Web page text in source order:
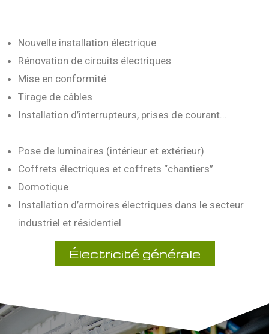
Nouvelle installation électrique
Rénovation de circuits électriques
Mise en conformité
Tirage de câbles
Installation d’interrupteurs, prises de courant…
Pose de luminaires (intérieur et extérieur)
Coffrets électriques et coffrets “chantiers”
Domotique
Installation d’armoires électriques dans le secteur
industriel et résidentiel
Électricité générale